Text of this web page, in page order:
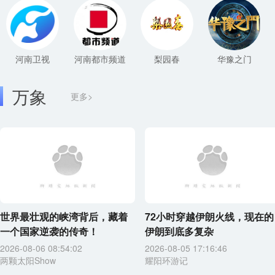
河南卫视 河南都市频道 梨园春 华豫之门
更多>
万象
世界最壮观的峡湾背后，藏着
一个国家逆袭的传奇！
2026-08-06 08:54:02
两颗太阳Show
72小时穿越伊朗火线，现在的
伊朗到底多复杂
2026-08-05 17:16:46
耀阳环游记